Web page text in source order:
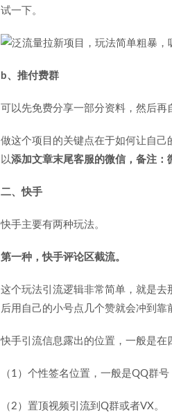
试一下。
b、推付费群
可以先免费分享一部分资料，然后再
做这个项目的关键点在于如何让自己
以添加文章末尾客服的微信，备注：
二、快手
快手主要有两种玩法。
第一种，快手评论区截流。
这个玩法引流逻辑非常简单，就是
后用自己的小号点几个赞就会冲到靠
快手引流信息露出的位置，一般是在
（1）个性签名位置，一般是QQ群号
（2）置顶视频引流到Q群或者VX。